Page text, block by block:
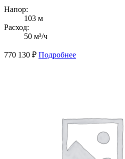
Напор:
103 м
Расход:
50 м³/ч
770 130 ₽ Подробнее